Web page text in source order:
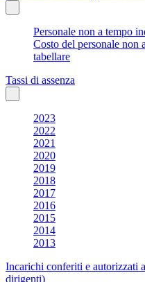
Personale non a tempo
Costo del personale non
tabellare
Tassi di assenza
2023
2022
2021
2020
2019
2018
2017
2016
2015
2014
2013
Incarichi conferiti e autorizzati
dirigenti)